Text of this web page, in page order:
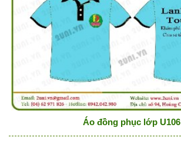
Áo đồng phục lớp U106